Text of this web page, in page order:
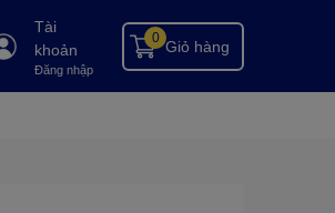
Tài
khoản
Đăng nhập
Giỏ hàng
0